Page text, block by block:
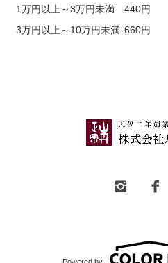
1万円以上～3万円未満
440円
3万円以上～10万円未満 660円